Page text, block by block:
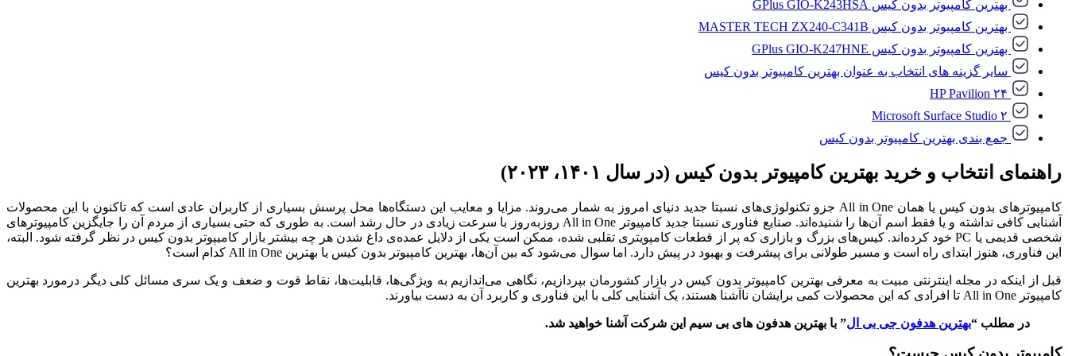
بهترین کامپیوتر بدون کیس GPlus GIO-K243HSA
بهترین کامپیوتر بدون کیس MASTER TECH ZX240-C341B
بهترین کامپیوتر بدون کیس GPlus GIO-K247HNE
سایر گزینه های انتخاب به عنوان بهترین کامپیوتر بدون کیس
جمع بندی بهترین کامپیوتر بدون کیس
راهنمای انتخاب و خرید بهترین کامپیوتر بدون کیس (در سال ۱۴۰۱، ۲۰۲۳)
کامپیوترهای بدون کیس یا همان All in One جزو تکنولوژی‌های نسبتا جدید دنیای امروز به شمار می‌روند. مزایا و معایب این دستگاه‌ها محل پرسش بسیاری از کاربران عادی است که تاکنون با این محصولات
آشنایی کافی نداشته و یا فقط اسم آن‌ها را شنیده‌اند. صنایع فناوری نسبتا جدید کامپیوتر All in One روزبه‌روز با سرعت زیادی در حال رشد است. به طوری که حتی بسیاری از مردم آن را جایگزین کامپیوترهای
شخصی قدیمی یا PC خود کرده‌اند. کیس‌های بزرگ و بازاری که پر از قطعات کامپویتری تقلبی شده، ممکن است یکی از دلایل عمده‌ی داغ شدن هر چه بیشتر بازار کامیپوتر بدون کیس در نظر گرفته شود. البته،
این فناوری، هنوز ابتدای راه است و مسیر طولانی برای پیشرفت و بهبود در پیش دارد. اما سوال می‌شود که بین آن‌ها، بهترین کامپیوتر بدون کیس یا بهترین All in One کدام است؟
قبل از اینکه در مجله اینترنتی مبیت به معرفی بهترین کامپیوتر بدون کیس در بازار کشورمان بپردازیم، نگاهی می‌اندازیم به ویژگی‌ها، قابلیت‌ها، نقاط قوت و ضعف و یک سری مسائل کلی دیگر درمورد بهترین
کامپیوتر All in One تا افرادی که این محصولات کمی برایشان ناآشنا هستند، یک آشنایی کلی با این فناوری و کاربرد آن به دست بیاورند.
در مطلب “بهترین هدفون جی بی ال” با بهترین هدفون های بی سیم این شرکت آشنا خواهید شد.